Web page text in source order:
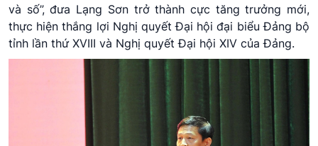
và số”, đưa Lạng Sơn trở thành cực tăng trưởng mới,
thực hiện thắng lợi Nghị quyết Đại hội đại biểu Đảng bộ
tỉnh lần thứ XVIII và Nghị quyết Đại hội XIV của Đảng.